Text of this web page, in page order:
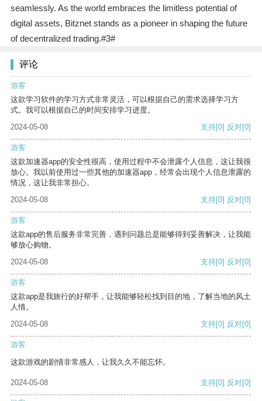
seamlessly. As the world embraces the limitless potential of
digital assets, Bitznet stands as a pioneer in shaping the future
of decentralized trading.#3#
评论
游客
这款学习软件的学习方式非常灵活，可以根据自己的需求选择学习方
式。我可以根据自己的时间安排学习进度。
2024-05-08
支持[0] 反对[0]
游客
这款加速器app的安全性很高，使用过程中不会泄露个人信息，这让我很
放心。我以前使用过一些其他的加速器app，经常会出现个人信息泄露的
情况，这让我非常担心。
2024-05-08
支持[0] 反对[0]
游客
这款app的售后服务非常完善，遇到问题总是能够得到妥善解决，让我能
够放心购物。
2024-05-08
支持[0] 反对[0]
游客
这款app是我旅行的好帮手，让我能够轻松找到目的地，了解当地的风土
人情。
2024-05-08
支持[0] 反对[0]
游客
这款游戏的剧情非常感人，让我久久不能忘怀。
2024-05-08 支持[0] 反对[0]